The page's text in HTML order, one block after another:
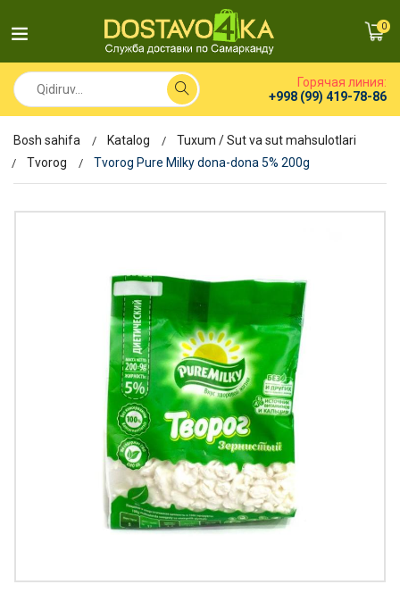
0
Горячая линия:
+998 (99) 419-78-86
Bosh sahifa Katalog
Tuxum / Sut va sut mahsulotlari
Tvorog
Tvorog Pure Milky dona-dona 5% 200g